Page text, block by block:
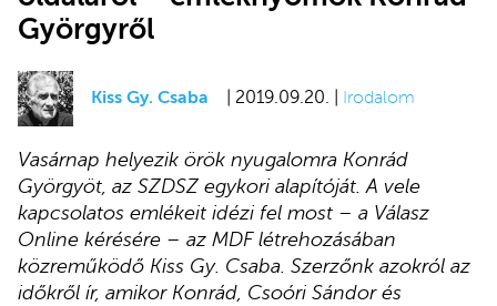
Györgyről
Kiss Gy. Csaba | 2019.09.20. | Irodalom
Vasárnap helyezik örök nyugalomra Konrád
Györgyöt, az SZDSZ egykori alapítóját. A vele
kapcsolatos emlékeit idézi fel most – a Válasz
Online kérésére – az MDF létrehozásában
közreműködő Kiss Gy. Csaba. Szerzőnk azokról az
időkről ír, amikor Konrád, Csoóri Sándor és